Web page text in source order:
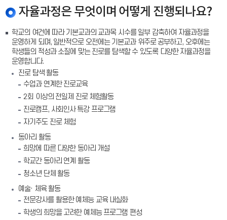
자율과정은 무엇이며 어떻게 진행되나요?
학교의 여건에 따라 기본교과의 교과목 시수를 일부 감축하여 자율과정을
운영하게 되며, 일반적으로 오전에는 기본교과 위주로 공부하고, 오후에는
학생들의 적성과 소질에 맞는 진로를 탐색할 수 있도록 다양한 자율과정을
운영합니다.
진로 탐색 활동
수업과 연계한 진로교육
2회 이상의 전일제 진로 체험활동
진로캠프, 사회인사 특강 프로그램
자기주도 진로 체험
동아리 활동
희망에 따른 다양한 동아리 개설
학교간 동아리 연계 활동
청소년 단체 활동
예술· 체육 활동
전문강사를 활용한 예체능 교육 내실화
학생의 희망을 고려한 예체능 프로그램 편성